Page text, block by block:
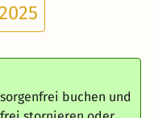
buchen und